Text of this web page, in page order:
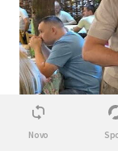
08. 08. 2026 09:56
Novo